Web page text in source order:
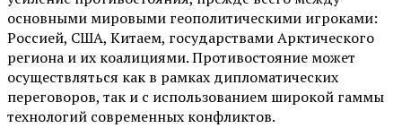
основными мировыми геополитическими игроками:
Россией, США, Китаем, государствами Арктического
региона и их коалициями. Противостояние может
осуществляться как в рамках дипломатических
переговоров, так и с использованием широкой гаммы
технологий современных конфликтов.